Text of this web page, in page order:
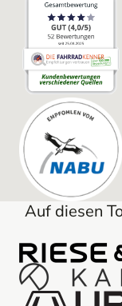
Auf diesen